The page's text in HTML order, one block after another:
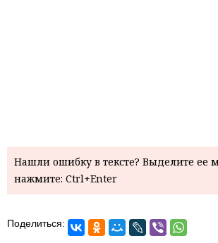
Нашли ошибку в тексте? Выделите ее
нажмите: Ctrl+Enter
Поделиться: